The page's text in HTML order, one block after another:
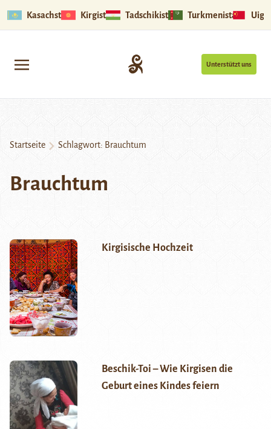
Kasachstan Kirgistan Tadschikistan Turkmenistan
Unterstützt uns
Startseite Schlagwort: Brauchtum
Brauchtum
Kirgisische Hochzeit
Beschik-Toi – Wie Kirgisen die
Geburt eines Kindes feiern